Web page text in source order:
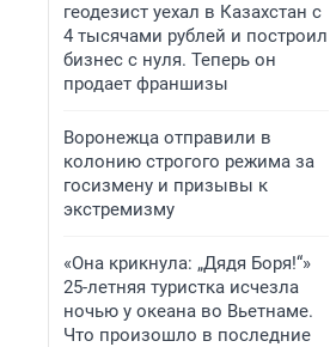
геодезист уехал в Казахстан с
4 тысячами рублей и построил
бизнес с нуля. Теперь он
продает франшизы
Воронежца отправили в
колонию строгого режима за
госизмену и призывы к
экстремизму
«Она крикнула: „Дядя Боря!“»
25-летняя туристка исчезла
ночью у океана во Вьетнаме.
Что произошло в последние